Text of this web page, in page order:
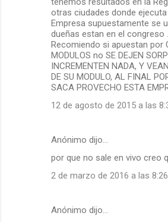
otras ciudades donde
Empresa supuestamente se
dueñas estan en el congreso
Recomiendo si apuestan por
MODULOS no SE DEJEN
INCREMENTEN NADA, Y
DE SU MODULO, AL FINAL
SACA PROVECHO ESTA
12 de agosto de 2015 a las
Anónimo dijo…
por que no sale en vivo creo
2 de marzo de 2016 a las 8:26
Anónimo dijo…